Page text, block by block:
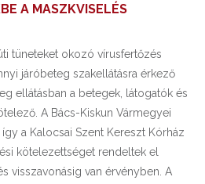
A MASZKVISELÉS
tüneteket okozó vírusfertőzés
járóbeteg szakellátásra érkező
ellátásban a betegek, látogatók és
A Bács-Kiskun Vármegyei
a Kalocsai Szent Kereszt Kórház
kötelezettséget rendeltek el
visszavonásig van érvényben. A